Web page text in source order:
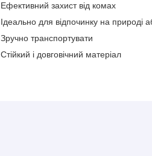
Ефективний захист від комах
Ідеально для відпочинку на природі
Зручно транспортувати
Стійкий і довговічний матеріал